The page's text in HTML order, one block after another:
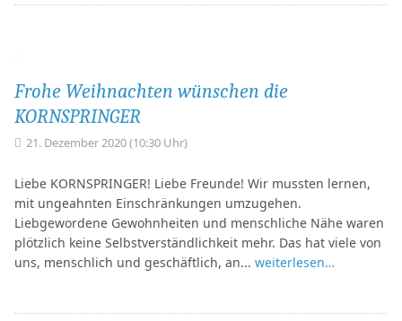
Frohe Weihnachten wünschen die
KORNSPRINGER
21. Dezember 2020 (10:30 Uhr)
Liebe KORNSPRINGER! Liebe Freunde! Wir mussten lernen,
mit ungeahnten Einschränkungen umzugehen.
Liebgewordene Gewohnheiten und menschliche Nähe waren
plötzlich keine Selbstverständlichkeit mehr. Das hat viele von
uns, menschlich und geschäftlich, an... weiterlesen…